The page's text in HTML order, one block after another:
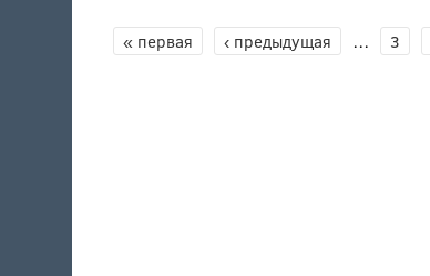
СТРАНИЦЫ
« первая ‹ предыдущая … 3